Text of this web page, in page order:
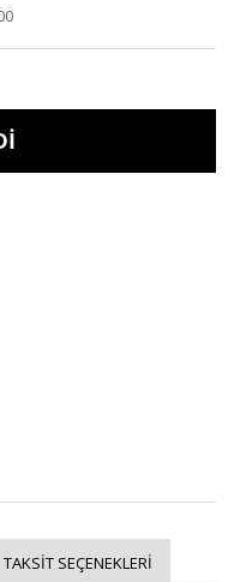
TAKSIT SEÇENEKLERI